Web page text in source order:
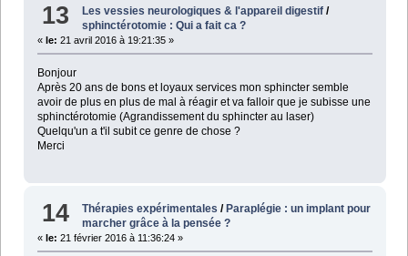
13 Les vessies neurologiques & l'appareil digestif /
sphinctérotomie : Qui a fait ca ?
« le: 21 avril 2016 à 19:21:35 »
Bonjour
Après 20 ans de bons et loyaux services mon sphincter semble
avoir de plus en plus de mal à réagir et va falloir que je subisse une
sphinctérotomie (Agrandissement du sphincter au laser)
Quelqu'un a t'il subit ce genre de chose ?
Merci
14 Thérapies expérimentales / Paraplégie : un implant pour
marcher grâce à la pensée ?
« le: 21 février 2016 à 11:36:24 »